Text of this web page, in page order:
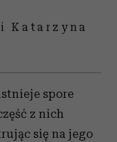
Katarzyna
spore
z nich
się na jego